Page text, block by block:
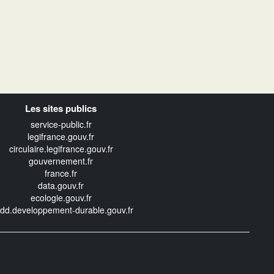
Les sites publics
service-public.fr
legifrance.gouv.fr
circulaire.legifrance.gouv.fr
gouvernement.fr
france.fr
data.gouv.fr
ecologie.gouv.fr
durable.gouv.fr